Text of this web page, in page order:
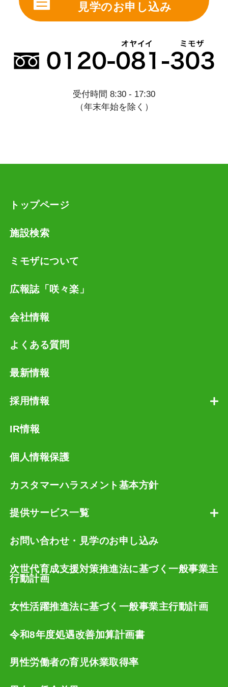
見学のお申し込み
受付時間 8:30 - 17:30
（年末年始を除く）
トップページ
施設検索
ミモザについて
広報誌「咲々楽」
会社情報
よくある質問
最新情報
採用情報
IR情報
個人情報保護
カスタマーハラスメント基本方針
提供サービス一覧
お問い合わせ・見学のお申し込み
次世代育成支援対策推進法に基づく一般事業主
行動計画
女性活躍推進法に基づく一般事業主行動計画
令和8年度処遇改善加算計画書
男性労働者の育児休業取得率